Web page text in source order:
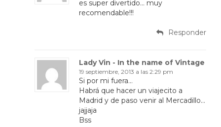
es super divertido… muy
recomendable!!!
Responder
Lady Vin - In the name of Vintage
19 septiembre, 2013 a las 2:29 pm
Si por mi fuera…
Habrá que hacer un viajecito a
Madrid y de paso venir al Mercadillo…
jajjaja
Bss